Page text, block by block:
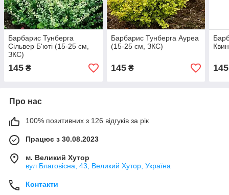
Барбарис Тунберга
Сільвер Б'юті (15-25 см,
ЗКС)
145 ₴
Барбарис Тунберга Ауреа
(15-25 см, ЗКС)
145₴ 145
Про нас
100% позитивних з 126 відгуків за рік
Працює з 30.08.2023
м. Великий Хутор
вул Благовісна, 43, Великий Хутор, Україна
Контакти